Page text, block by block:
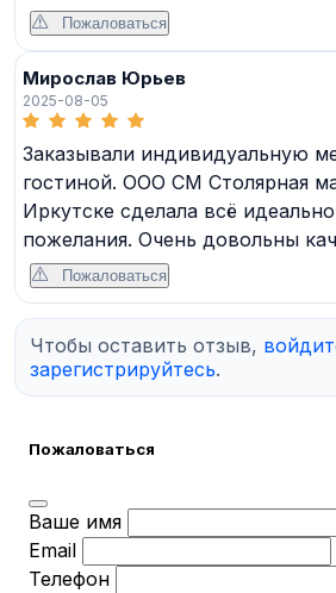
Пожаловаться
Мирослав Юрьев
2025-08-05
Заказывали индивидуальную
гостиной. ООО СМ Столярная
Иркутске сделала всё
пожелания. Очень довольны
Пожаловаться
Чтобы оставить отзыв,
зарегистрируйтесь.
Пожаловаться
Ваше имя
Email
Телефон